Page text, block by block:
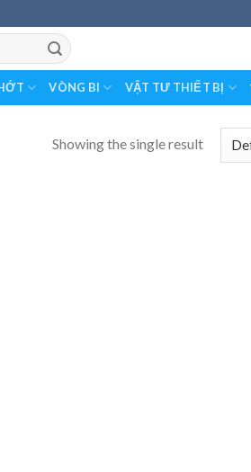
VÒNG BI VẬT TƯ THIẾT BỊ
Showing the single result